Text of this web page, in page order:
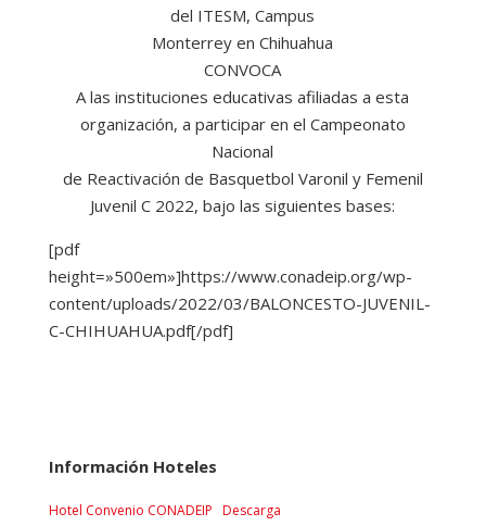
del ITESM, Campus
Monterrey en Chihuahua
CONVOCA
A las instituciones educativas afiliadas a esta
organización, a participar en el Campeonato
Nacional
de Reactivación de Basquetbol Varonil y Femenil
Juvenil C 2022, bajo las siguientes bases:
[pdf
height=»500em»]https://www.conadeip.org/wp-
content/uploads/2022/03/BALONCESTO-JUVENIL-
C-CHIHUAHUA.pdf[/pdf]
Información Hoteles
Hotel Convenio CONADEIP Descarga